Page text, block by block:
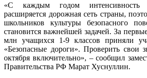
«С каждым годом интенсивность
расширяется дорожная сеть страны,
школьников культуры безопасного
становится важнейшей задачей. За
млн учащихся 1-9 классов приняли
«Безопасные дороги». Проверить свои
октября включительно», – сообщил
Правительства РФ Марат Хуснуллин.